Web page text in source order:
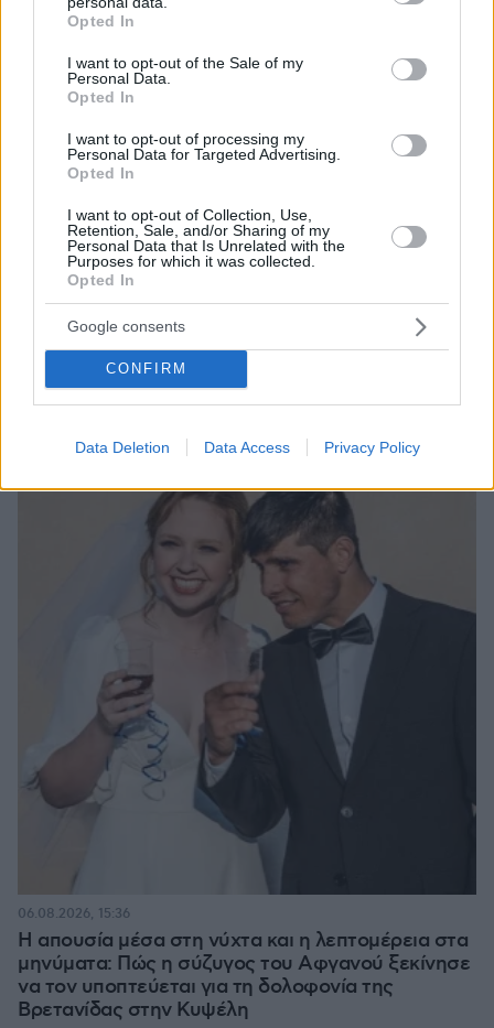
grant or deny consent to Google and its third-party tags to
use your data for below specified purposes in below Google
consent section.
Opted In
I want to opt-out of the Sale of my
Personal Data.
Opted In
I want to opt-out of processing my
Personal Data for Targeted Advertising.
Opted In
I want to opt-out of Collection, Use,
Retention, Sale, and/or Sharing of my
Personal Data that Is Unrelated with the
Purposes for which it was collected.
Opted In
Google consents
CONFIRM
Data Deletion Data Access Privacy Policy
Η αποκαλυπτική κατάθεση της συζύγου του
Αφγανού: Πώς γνωρίσαμε τη Λίσα, γιατί
υποψιάστηκα ότι ήταν το πτώμα στη βαλίτσα
06.08.2026, 12:32
Η απουσία μέσα στη νύχτα και η λεπτομέρεια στα
μηνύματα: Πώς η σύζυγος του Αφγανού ξεκίνησε
να τον υποπτεύεται για τη δολοφονία της
Βρετανίδας στην Κυψέλη
06.08.2026, 15:36